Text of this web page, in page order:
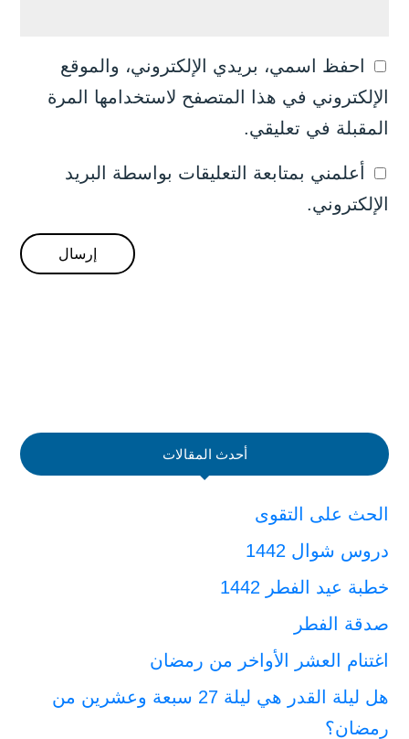
احفظ اسمي، بريدي الإلكتروني، والموقع
الإلكتروني في هذا المتصفح لاستخدامها المرة
المقبلة في تعليقي.
أعلمني بمتابعة التعليقات بواسطة البريد
الإلكتروني.
أحدث المقالات
الحث على التقوى
دروس شوال 1442
خطبة عيد الفطر 1442
صدقة الفطر
اغتنام العشر الأواخر من رمضان
هل ليلة القدر هي ليلة 27 سبعة وعشرين من
رمضان؟